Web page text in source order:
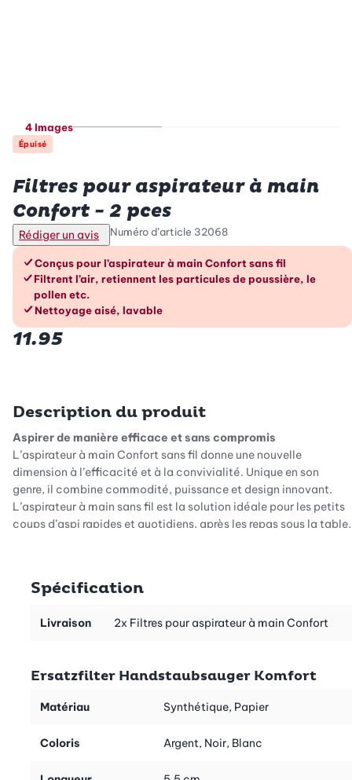
4 Images
Épuisé
Filtres pour aspirateur à main
Confort - 2 pces
Rédiger un avis Numéro d’article 32068
Les avantages en un coup d’œil
Conçus pour l’aspirateur à main Confort sans fil
Filtrent l’air, retiennent les particules de poussière, le
pollen etc.
Nettoyage aisé, lavable
11.95
Description du produit
Aspirer de manière efficace et sans compromis
L’aspirateur à main Confort sans fil donne une nouvelle
dimension à l’efficacité et à la convivialité. Unique en son
genre, il combine commodité, puissance et design innovant.
L’aspirateur à main sans fil est la solution idéale pour les petits
coups d’aspi rapides et quotidiens, après les repas sous la table,
Avec cet appareil léger et sans fil toujours prêt à l’emploi, il n’a
les poussières fines ne retournent pas dans l’air ambiant. Afin
sans problème, il est nécessaire de nettoyer le filtre
alors comme au premier jour sans qu’une seule particule de
Spécification
Livraison 2x Filtres pour aspirateur à main Confort
Ersatzfilter Handstaubsauger Komfort
Matériau Synthétique, Papier
Coloris Argent, Noir, Blanc